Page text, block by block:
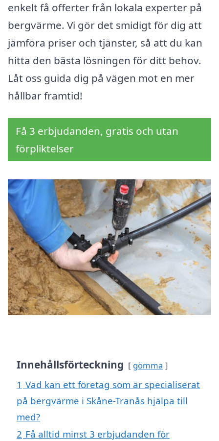
enkelt få offerter från lokala experter på
bergvärme. Vi gör det smidigt för dig att
jämföra priser och tjänster, så att du kan
hitta den bästa lösningen för ditt behov.
Låt oss guida dig på vägen mot en mer
hållbar framtid!
Få 3 erbjudanden, gratis och utan
förpliktelser
Innehållsförteckning gömma
1 Vad kan ett företag som är specialiserat
på bergvärme i Skåne-Tranås hjälpa till
med?
2 Få alltid minst 3 erbjudanden för